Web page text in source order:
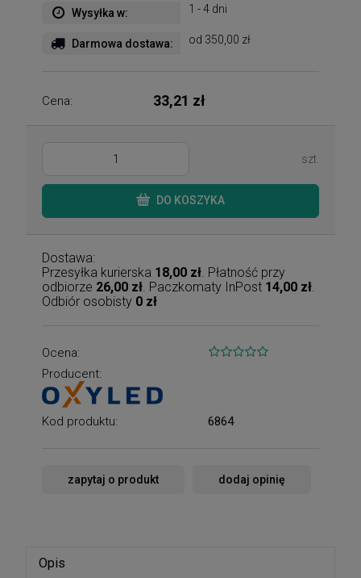
Wysyłka w: 1 - 4 dni
Darmowa dostawa: od 350,00 zł
Cena: 33,21 zł
szt.
DO KOSZYKA
Dostawa:
Przesyłka kurierska 18,00 zł . Płatność przy
odbiorze 26,00 zł . Paczkomaty InPost 14,00 zł
Odbiór osobisty 0 zł
Ocena:
Producent:
Kod produktu: 6864
zapytaj o produkt dodaj opinię
Opis